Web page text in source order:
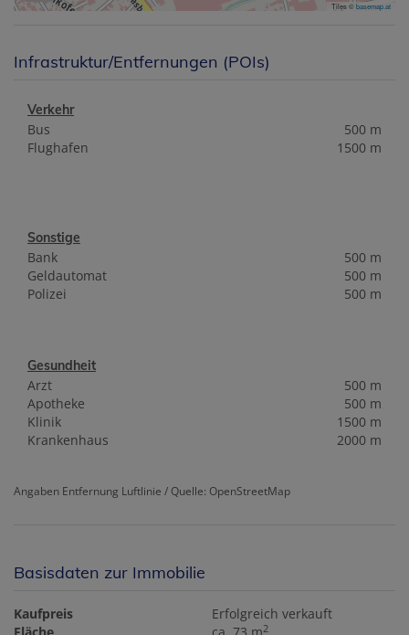
Tiles ©basemap.at
Infrastruktur/Entfernungen (POIs)
Verkehr
Bus
500 m
Flughafen
1500 m
Sonstige
Bank
500 m
Geldautomat
500 m
Polizei
500 m
Gesundheit
Arzt
500 m
Apotheke
500 m
Klinik
1500 m
Krankenhaus
2000 m
Angaben Entfernung Luftlinie / Quelle: OpenStreetMap
Basisdaten zur Immobilie
Kaufpreis
Erfolgreich verkauft
2